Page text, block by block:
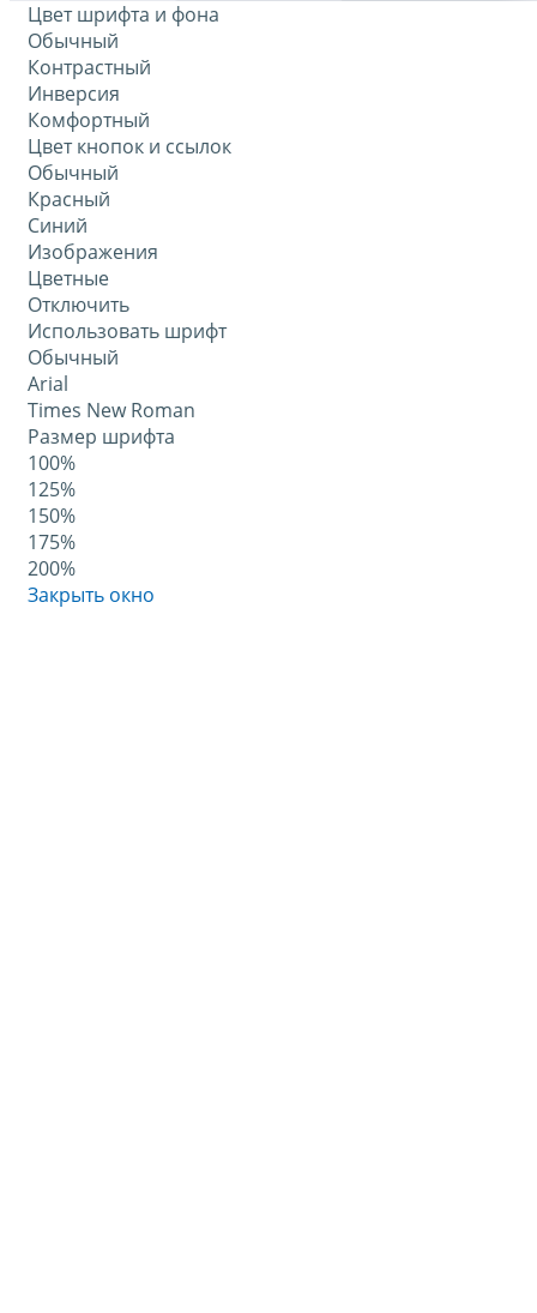
Цвет шрифта и фона
Обычный
Контрастный
Инверсия
Комфортный
Цвет кнопок и ссылок
Обычный
Красный
Синий
Изображения
Цветные
Отключить
Использовать шрифт
Обычный
Arial
Times New Roman
Размер шрифта
100%
125%
150%
175%
200%
Закрыть окно